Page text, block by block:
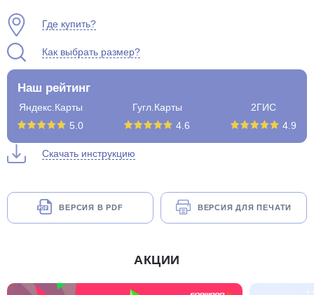
Где купить?
Как выбрать размер?
Наш рейтинг
Яндекс.Карты
5.0
Гугл.Карты
4.6
2ГИС
4.9
Скачать инструкцию
ВЕРСИЯ В PDF ВЕРСИЯ ДЛЯ ПЕЧАТИ
АКЦИИ